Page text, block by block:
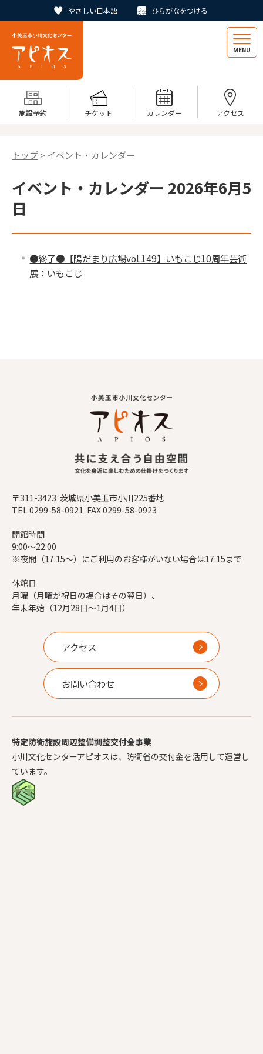
やさしい日本語 ひらがなをつける
MENU
施設予約 チケット カレンダー アクセス
トップ> イベント・カレンダー
イベント・カレンダー 2026年6月5
日
●終了●【陽だまり広場vol.149】いもこじ10周年芸術
展：いもこじ
〒311-3423 茨城県小美玉市小川225番地
TEL 0299-58-0921 FAX 0299-58-0923
開館時間
9:00～22:00
※夜間（17:15～）にご利用のお客様がいない場合は17:15まで
休館日
月曜（月曜が祝日の場合はその翌日）、
年末年始（12月28日～1月4日）
アクセス
お問い合わせ
特定防衛施設周辺整備調整交付金事業
小川文化センターアピオスは、防衛省の交付金を活用して運営し
ています。